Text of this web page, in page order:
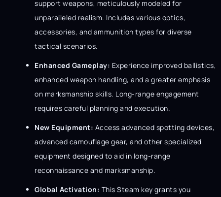
support weapons, meticulously modeled for
unparalleled realism. Includes various optics,
accessories, and ammunition types for diverse
tactical scenarios.
Enhanced Gameplay: Experience improved ballistics,
enhanced weapon handling, and a greater emphasis
on marksmanship skills. Long-range engagement
requires careful planning and execution.
New Equipment: Access advanced spotting devices,
advanced camouflage gear, and other specialized
equipment designed to aid in long-range
reconnaissance and marksmanship.
Global Activation: This Steam key grants you